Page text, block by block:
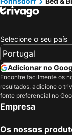
Hieflau, bed and
Donnersbachwald, bed
Wolfsberg im Lavanttal, bed
Eisenerz, bed
Sankt Georgen ob Murau,
Oberaich, bed and
Schöder, bed and
Köflach, bed and
Selecione o seu país
Adicionar no
Encontre facilmente os
resultados: adicione o
fonte preferencial no
Empresa
Os nossos